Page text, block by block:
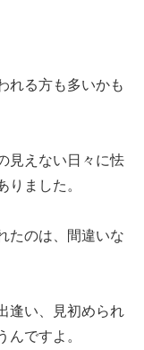
れる方も多いかも
見えない日々に怯
ました。
たのは、間違いな
逢い、見初められ
ですよ。